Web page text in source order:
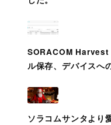
SORACOM Harvest
ル保存、デバイスへ
ソラコムサンタより